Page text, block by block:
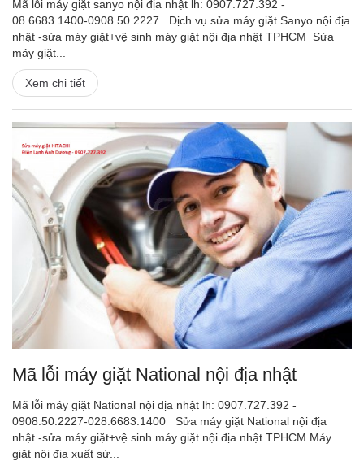
Mã lỗi máy giặt sanyo nội địa nhật lh: 0907.727.392 -
08.6683.1400-0908.50.2227 Dịch vụ sửa máy giặt Sanyo nội địa
nhật -sửa máy giặt+vệ sinh máy giặt nội địa nhật TPHCM Sửa
máy giặt...
Xem chi tiết
Mã lỗi máy giặt National nội địa nhật
Mã lỗi máy giặt National nội địa nhật lh: 0907.727.392 -
0908.50.2227-028.6683.1400 Sửa máy giặt National nội địa
nhật -sửa máy giặt+vệ sinh máy giặt nội địa nhật TPHCM Máy
giặt nội địa xuất sứ...